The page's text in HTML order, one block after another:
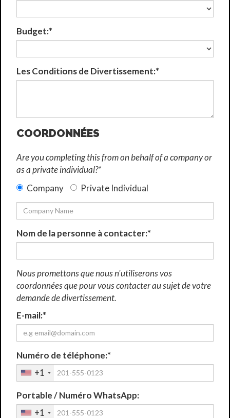
Budget:*
Les Conditions de Divertissement:*
COORDONNÉES
Are you completing this from on behalf of a company or
as a private individual?*
Company
Private Individual
Nom de la personne à contacter:*
Nous promettons que nous n'utiliserons vos
coordonnées que pour vous contacter au sujet de votre
demande de divertissement.
E-mail:*
Numéro de téléphone:*
+1
Portable / Numéro WhatsApp:
+1